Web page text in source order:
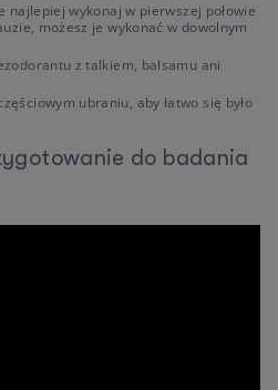
najlepiej wykonaj w pierwszej połowie
możesz je wykonać w dowolnym
z talkiem, balsamu ani
ubraniu, aby łatwo się było
do badania